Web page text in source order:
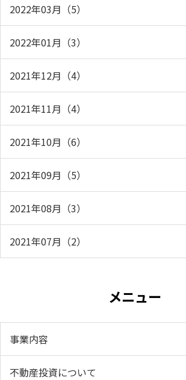
2022年03月（5）
2022年01月（3）
2021年12月（4）
2021年11月（4）
2021年10月（6）
2021年09月（5）
2021年08月（3）
2021年07月（2）
メニュー
事業内容
不動産投資について